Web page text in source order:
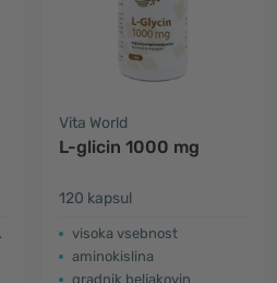
Vita World
L-glicin 1000 mg
120 kapsul
visoka vsebnost
aminokislina
gradnik beljakovin